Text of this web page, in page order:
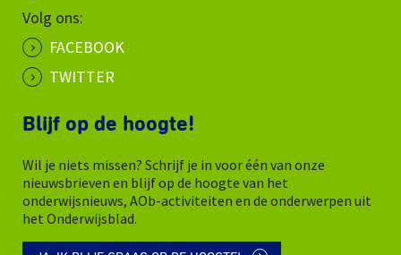
Volg ons:
FACEBOOK
TWITTER
Blijf op de hoogte!
Wil je niets missen? Schrijf je in voor één van onze
nieuwsbrieven en blijf op de hoogte van het
onderwijsnieuws, AOb-activiteiten en de onderwerpen uit
het Onderwijsblad.